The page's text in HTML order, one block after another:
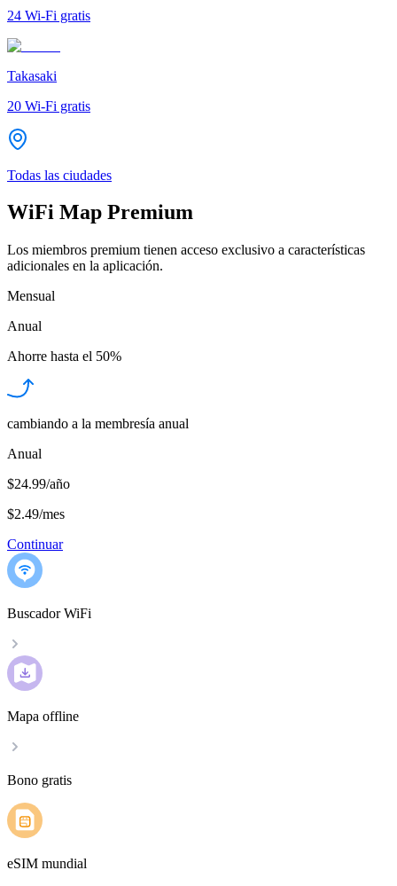
24 Wi-Fi gratis
Takasaki
20 Wi-Fi gratis
Todas las ciudades
WiFi Map Premium
Los miembros premium tienen acceso exclusivo a características
adicionales en la aplicación.
Mensual
Anual
Ahorre hasta el 50%
cambiando a la membresía anual
Anual
$24.99/año
$2.49/mes
Continuar
Buscador WiFi
Mapa offline
Bono gratis
eSIM mundial